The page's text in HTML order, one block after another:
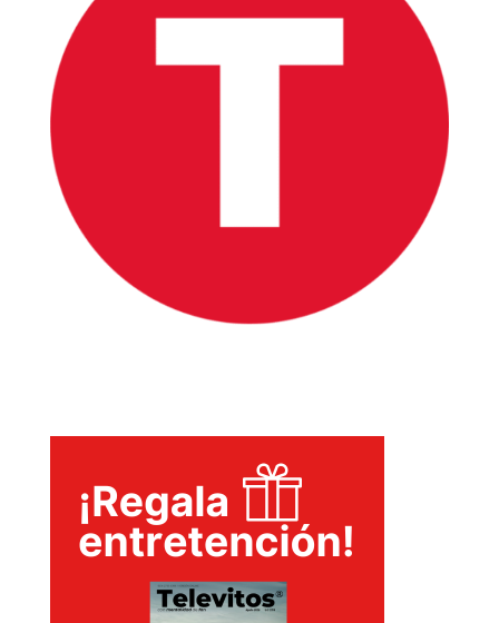
INICIO
TECNOVITOS
T-